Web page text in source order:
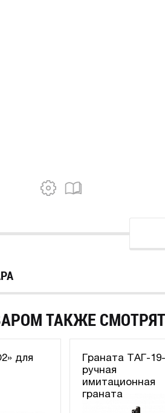
ТАКЖЕ
для
Граната ТАГ-
ручная
имитационная
граната